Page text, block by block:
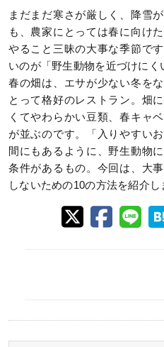
まだまだ寒さが厳しく、降雪
も、農家にとっては春に向け
やること三昧の大事な季節で
いのが「野生動物を近づけにく
春の畑は、エサが少ない冬を
とって格好のレストラン。畑
くてやわらかい豆類、春キャ
が並ぶのです。「入りやすい
間にもあるように、野生動物
条件があるもの。今回は、大
しないための10の方法を紹介し